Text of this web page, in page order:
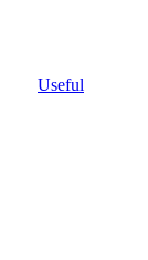
Useful